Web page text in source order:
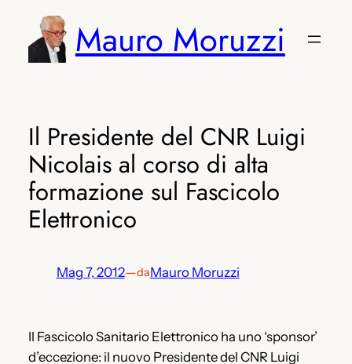
contenuto
Mauro Moruzzi
Il Presidente del CNR Luigi
Nicolais al corso di alta
formazione sul Fascicolo
Elettronico
Mag 7, 2012—daMauro Moruzzi
Il Fascicolo Sanitario Elettronico ha uno ‘sponsor’
d’eccezione: il nuovo Presidente del CNR Luigi